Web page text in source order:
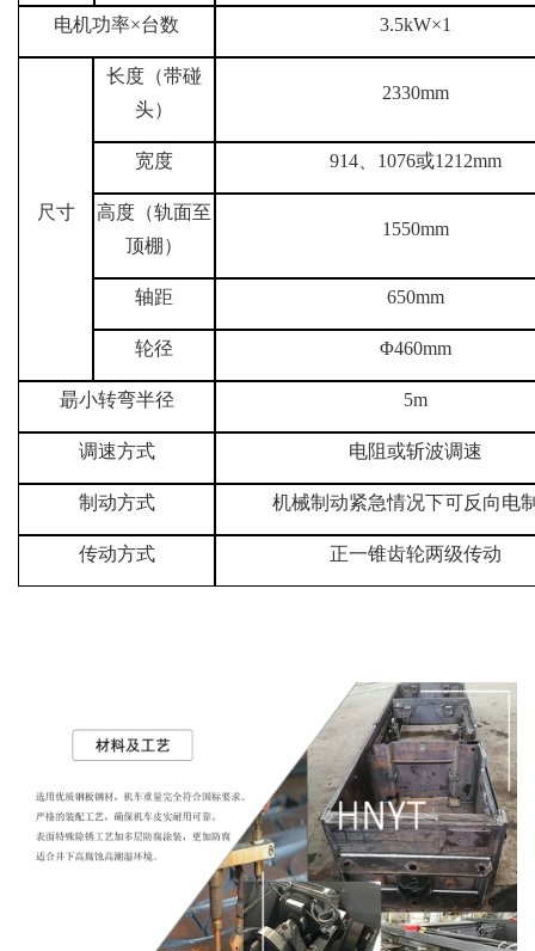
电机功率×台数 3.5kW×1
尺寸
长度（带碰
头）
2330mm
宽度 914、1076或1212mm
高度（轨面至
顶棚）
1550mm
轴距 650mm
轮径 Φ460mm
朂小转弯半径 5m
调速方式 电阻或斩波调速
制动方式 机械制动紧急情况下可反向电
传动方式 正一锥齿轮两级传动